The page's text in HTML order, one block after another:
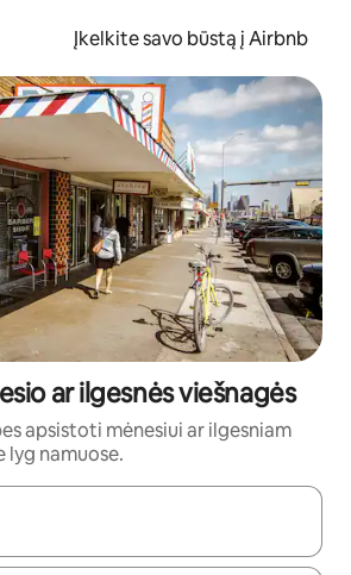
Įkelkite savo būstą į Airbnb
ar ilgesnės viešnagės
apsistoti mėnesiui ar ilgesniam
lyg namuose.
rezultatai, juos naršyti galite